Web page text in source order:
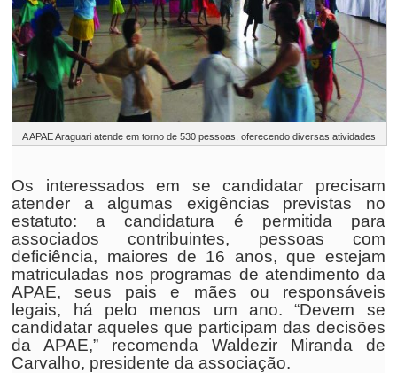
A APAE Araguari atende em torno de 530 pessoas, oferecendo diversas atividades
Os interessados em se candidatar precisam
atender a algumas exigências previstas no
estatuto: a candidatura é permitida para
associados contribuintes, pessoas com
deficiência, maiores de 16 anos, que estejam
matriculadas nos programas de atendimento da
APAE, seus pais e mães ou responsáveis
legais, há pelo menos um ano. “Devem se
candidatar aqueles que participam das decisões
da APAE,” recomenda Waldezir Miranda de
Carvalho, presidente da associação.